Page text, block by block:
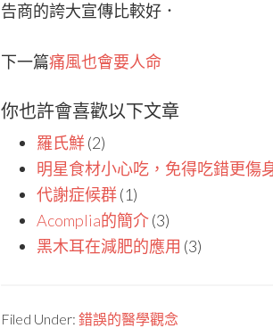
告商的誇大宣傳比較好．
下一篇痛風也會要人命
你也許會喜歡以下文章
羅氏鮮(2)
明星食材小心吃，免得吃錯更傷
代謝症候群(1)
Acomplia的簡介(3)
黑木耳在減肥的應用 (3)
Filed Under: 錯誤的醫學觀念